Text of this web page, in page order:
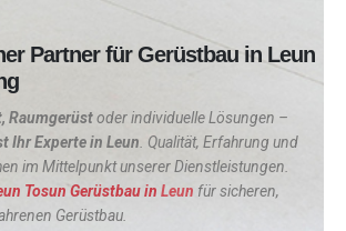
Partner für Gerüstbau in Leun
Raumgerüstoder individuelle Lösungen –
Ihr Experte in Leun . Qualität, Erfahrung und
im Mittelpunkt unserer Dienstleistungen.
Tosun Gerüstbau in Leun für sicheren,
Gerüstbau.